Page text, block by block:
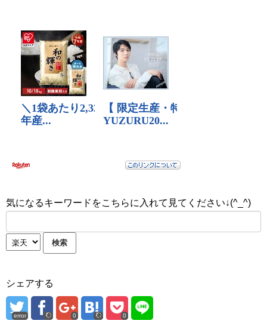
気になるキーワードをこちらに入れて見てください↓(^_^)
シェアする
error 0 0